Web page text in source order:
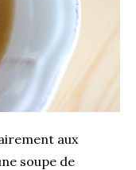
aux
soupe de